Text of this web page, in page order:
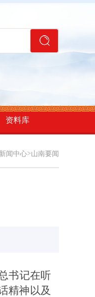
资料库
新闻中心>山南要闻
书记在听
精神以及